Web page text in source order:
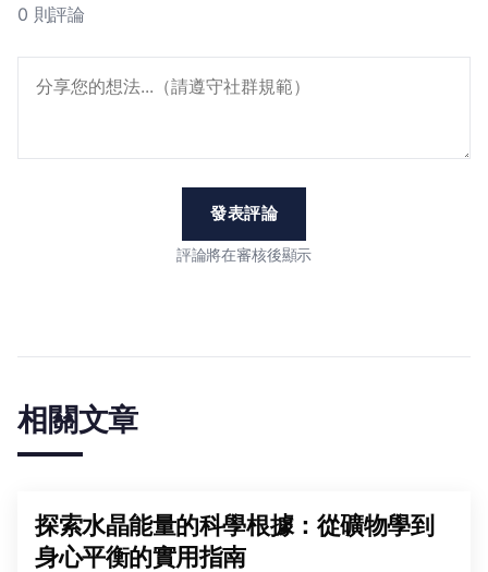
0 則評論
發表評論
評論將在審核後顯示
相關文章
探索水晶能量的科學根據：從礦物學到
身心平衡的實用指南